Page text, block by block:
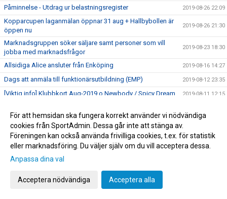
Påminnelse - Utdrag ur belastningsregister 2019-08-26 22:09
Kopparcupen laganmälan öppnar 31 aug + Hallbybollen är
öppen nu
2019-08-26 21:30
Marknadsgruppen söker säljare samt personer som vill
jobba med marknadsfrågor
2019-08-23 18:30
Allsidiga Alice ansluter från Enköping 2019-08-16 14:27
Dags att anmäla till funktionärsutbildning (EMP) 2019-08-12 23:35
[Viktig info] Klubbkort Aug-2019 o Newbody / Spicy Dream 2019-08-11 12:15
Åhus 2020 - boende i "Roddarklubben"
USM-lottningen klar 2019-07-24 09:27
Åhus - 5:e speldagen
Målfarliga Frida flyttar från Falun
Åhus beach - 378 st UHK gruppspelsmatcher
För att hemsidan ska fungera korrekt använder vi nödvändiga
cookies från SportAdmin. Dessa går inte att stänga av.
Föreningen kan också använda frivilliga cookies, t.ex. för statistik
eller marknadsföring. Du väljer själv om du vill acceptera dessa.
Anpassa dina val
Acceptera nödvändiga Acceptera alla